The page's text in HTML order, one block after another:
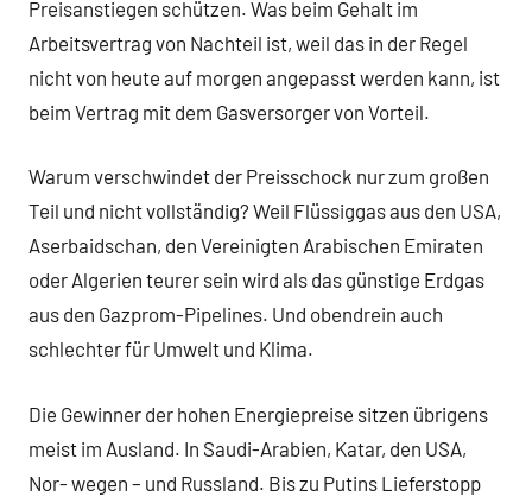
Preisanstiegen schützen. Was beim Gehalt im
Arbeitsvertrag von Nachteil ist, weil das in der Regel
nicht von heute auf morgen angepasst werden kann, ist
beim Vertrag mit dem Gasversorger von Vorteil.
Warum verschwindet der Preisschock nur zum großen
Teil und nicht vollständig? Weil Flüssiggas aus den USA,
Aserbaidschan, den Vereinigten Arabischen Emiraten
oder Algerien teurer sein wird als das günstige Erdgas
aus den Gazprom-Pipelines. Und obendrein auch
schlechter für Umwelt und Klima.
Die Gewinner der hohen Energiepreise sitzen übrigens
meist im Ausland. In Saudi-Arabien, Katar, den USA,
Nor- wegen – und Russland. Bis zu Putins Lieferstopp